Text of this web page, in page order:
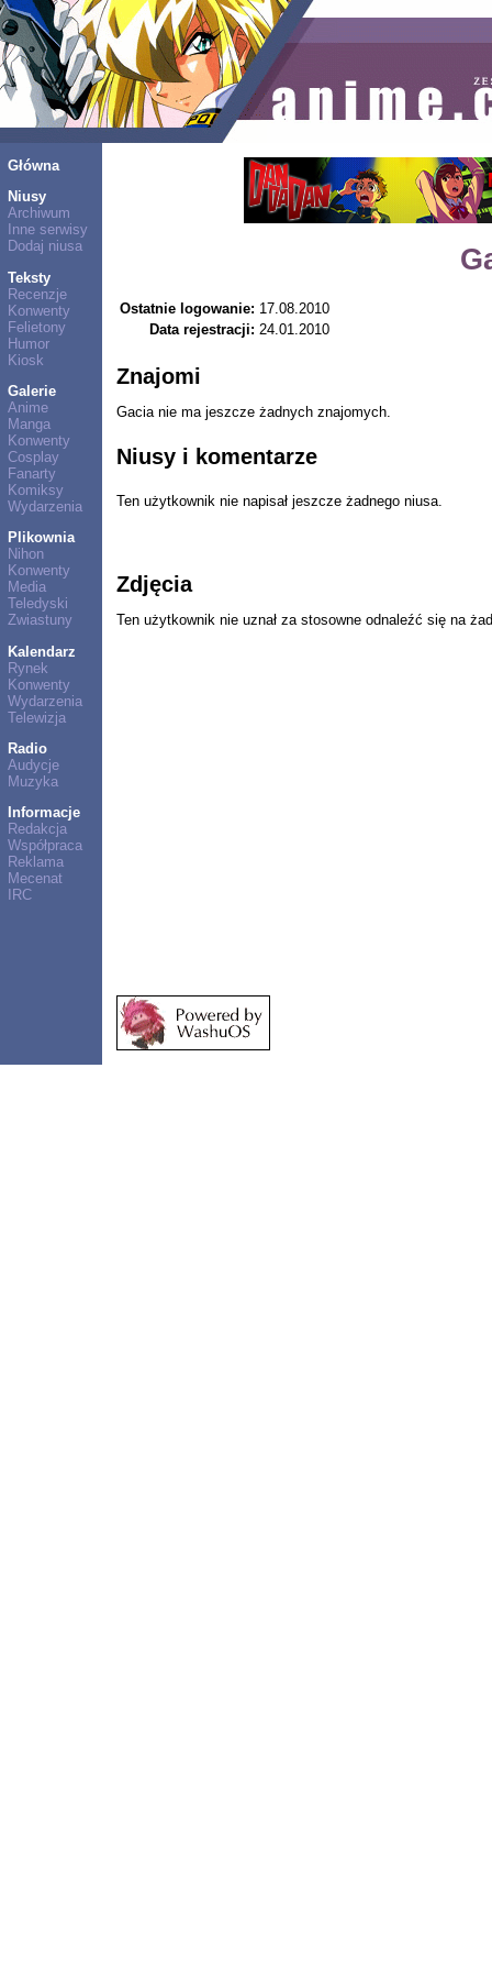
Główna
Niusy
Archiwum
Inne serwisy
Dodaj niusa
Teksty
Recenzje
Konwenty
Felietony
Humor
Kiosk
Galerie
Anime
Manga
Konwenty
Cosplay
Fanarty
Komiksy
Wydarzenia
Plikownia
Nihon
Konwenty
Media
Teledyski
Zwiastuny
Kalendarz
Rynek
Konwenty
Wydarzenia
Telewizja
Radio
Audycje
Muzyka
Informacje
Redakcja
Współpraca
Reklama
Mecenat
IRC
Ostatnie logowanie: 17.08.2010
Data rejestracji: 24.01.2010
Znajomi
Gacia nie ma jeszcze żadnych znajomych.
Niusy i komentarze
Ten użytkownik nie napisał jeszcze żadnego niusa.
Zdjęcia
Ten użytkownik nie uznał za stosowne odnaleźć się na